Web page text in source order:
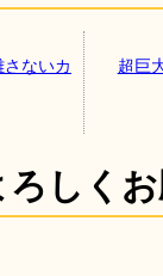
ないカ
超巨
しく